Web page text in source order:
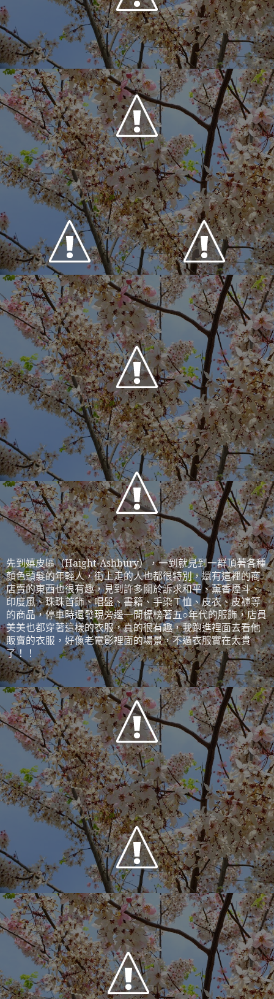
先到嬉皮區（Haight-Ashbury），一到就見到一群頂著各種
顏色頭髮的年輕人，街上走的人也都很特別，還有這裡的商
店賣的東西也很有趣，見到許多關於訴求和平、薰香煙斗、
印度風、珠珠首飾、唱盤、書籍、手染Ｔ恤、皮衣、皮褲等
的商品，停車時還發現旁邊一間標榜著五○年代的服飾，店員
美美也都穿著這樣的衣服，真的很有趣，我跑進裡面去看他
販賣的衣服，好像老電影裡面的場景，不過衣服實在太貴
了！！